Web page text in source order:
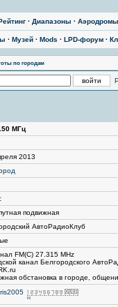
· Диапазоны · Аэродромы
· Музей · Mods · LPD-форум ·
по городам
МГц
2013
подвижная
АвтоРадиоКлуб
FM(C) 27.315 MHz
канал Белгородского
обстановка в городе,